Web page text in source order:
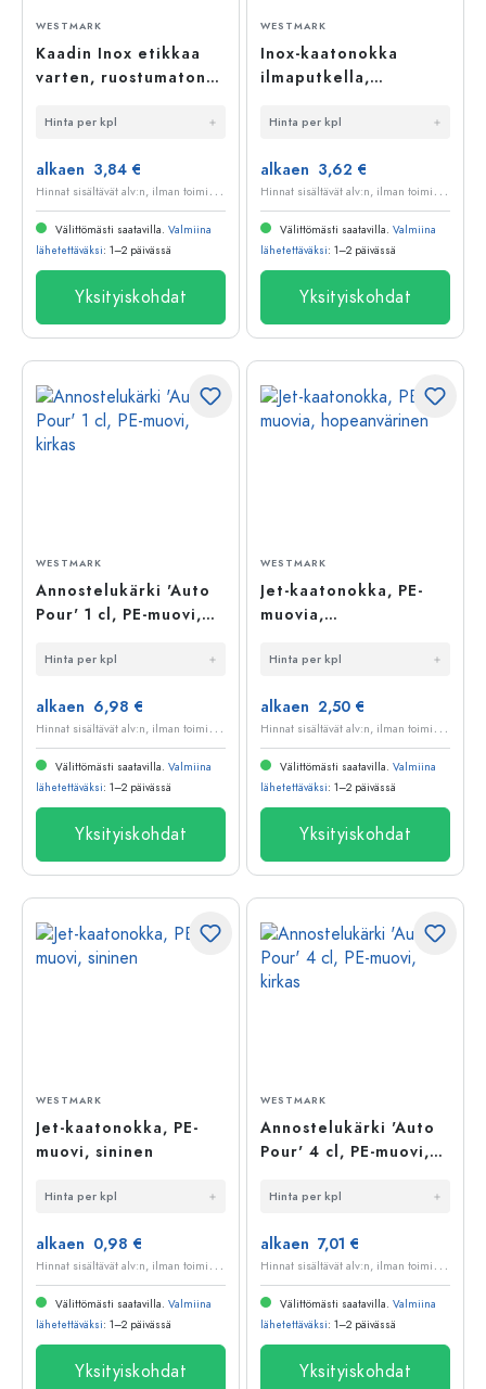
WESTMARK
Kaadin Inox etikkaa
varten, ruostumatonta
hopeanvärinen
Hinta per kpl
alkaen 3,84 €
H
innat sisältävät alv:n, ilman toimituskuluja
Välittömästi saatavilla. Valmiina
lähetettäväksi: 1–2 päivässä
Yksityiskohdat
WESTMARK
Inox-kaatonokka
ilmaputkella,
hopea-musta
Hinta per kpl
alkaen 3,62 €
H
innat sisältävät alv:n, ilman toimituskuluja
Välittömästi saatavilla. Valmiina
lähetettäväksi: 1–2 päivässä
Yksityiskohdat
WESTMARK
Annostelukärki 'Auto
Pour' 1 cl, PE-muovi,
Hinta per kpl
alkaen 6,98 €
H
innat sisältävät alv:n, ilman toimituskuluja
Välittömästi saatavilla. Valmiina
lähetettäväksi: 1–2 päivässä
Yksityiskohdat
WESTMARK
Jet-kaatonokka, PE-
muovia,
Hinta per kpl
alkaen 2,50 €
H
innat sisältävät alv:n, ilman toimituskuluja
Välittömästi saatavilla. Valmiina
lähetettäväksi: 1–2 päivässä
Yksityiskohdat
WESTMARK
Jet-kaatonokka, PE-
muovi, sininen
Hinta per kpl
alkaen 0,98 €
H
innat sisältävät alv:n, ilman toimituskuluja
Välittömästi saatavilla. Valmiina
lähetettäväksi: 1–2 päivässä
Yksityiskohdat
WESTMARK
Annostelukärki 'Auto
Pour' 4 cl, PE-muovi,
Hinta per kpl
alkaen 7,01 €
H
innat sisältävät alv:n, ilman toimituskuluja
Välittömästi saatavilla. Valmiina
lähetettäväksi: 1–2 päivässä
Yksityiskohdat